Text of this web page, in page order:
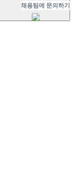
채용팀에 문의하기